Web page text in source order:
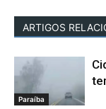
ARTIGOS
Paraíba